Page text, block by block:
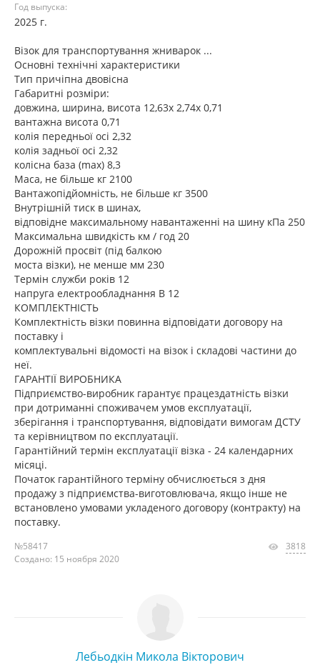
Год выпуска:
2025 г.
Візок для транспортування жниварок ...
Основні технічні характеристики
Тип причіпна двовісна
Габаритні розміри:
довжина, ширина, висота 12,63х 2,74х 0,71
вантажна висота 0,71
колія передньої осі 2,32
колія задньої осі 2,32
колісна база (max) 8,3
Маса, не більше кг 2100
Вантажопідйомність, не більше кг 3500
Внутрішній тиск в шинах,
відповідне максимальному навантаженні на шину кПа 250
Максимальна швидкість км / год 20
Дорожній просвіт (під балкою
моста візки), не менше мм 230
Термін служби років 12
напруга електрообладнання В 12
КОМПЛЕКТНІСТЬ
Комплектність візки повинна відповідати договору на
поставку і
комплектувальні відомості на візок і складові частини до
неї.
ГАРАНТІЇ ВИРОБНИКА
Підприємство-виробник гарантує працездатність візки
при дотриманні споживачем умов експлуатації,
зберігання і транспортування, відповідати вимогам ДСТУ
та керівництвом по експлуатації.
Гарантійний термін експлуатації візка - 24 календарних
місяці.
Початок гарантійного терміну обчислюється з дня
продажу з підприємства-виготовлювача, якщо інше не
встановлено умовами укладеного договору (контракту) на
поставку.
№58417
Создано: 15 ноября 2020
3818
Лебьодкін Микола Вікторович